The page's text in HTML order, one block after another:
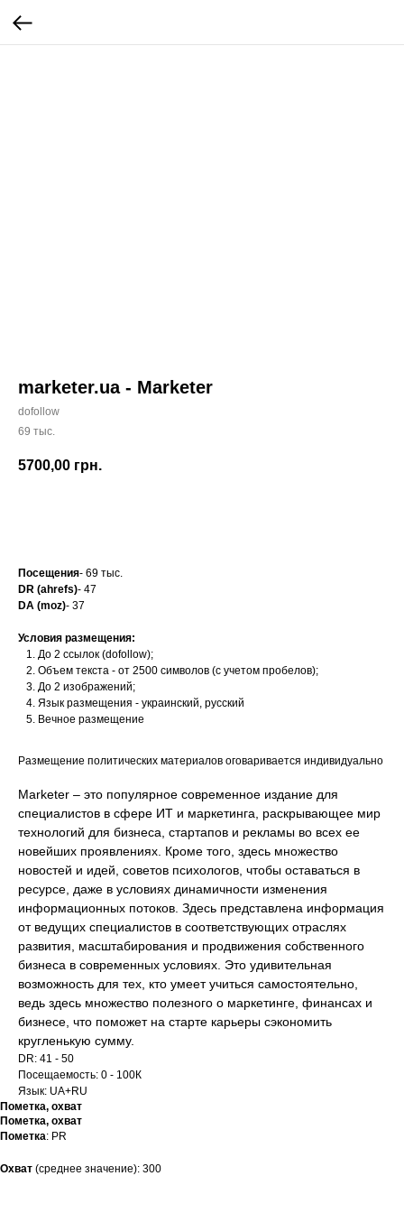
marketer.ua - Marketer
dofollow
69 тыс.
5700,00 грн.
Посещения- 69 тыс.
DR (ahrefs)- 47
DA (moz)- 37
Условия размещения:
До 2 ссылок (dofollow);
Объем текста - от 2500 символов (с учетом пробелов);
До 2 изображений;
Язык размещения - украинский, русский
Вечное размещение
Размещение политических материалов оговаривается индивидуально
Marketer – это популярное современное издание для
специалистов в сфере ИТ и маркетинга, раскрывающее мир
технологий для бизнеса, стартапов и рекламы во всех ее
новейших проявлениях. Кроме того, здесь множество
новостей и идей, советов психологов, чтобы оставаться в
ресурсе, даже в условиях динамичности изменения
информационных потоков. Здесь представлена ​​информация
от ведущих специалистов в соответствующих отраслях
развития, масштабирования и продвижения собственного
бизнеса в современных условиях. Это удивительная
возможность для тех, кто умеет учиться самостоятельно,
ведь здесь множество полезного о маркетинге, финансах и
бизнесе, что поможет на старте карьеры сэкономить
кругленькую сумму.
DR: 41 - 50
Посещаемость: 0 - 100К
Язык: UA+RU
Пометка, охват
Пометка, охват
Пометка: PR
Охват (среднее значение): 300